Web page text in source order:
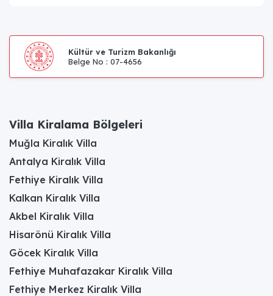
Kültür ve Turizm Bakanlığı
Belge No : 07-4656
Villa Kiralama Bölgeleri
Muğla Kiralık Villa
Antalya Kiralık Villa
Fethiye Kiralık Villa
Kalkan Kiralık Villa
Akbel Kiralık Villa
Hisarönü Kiralık Villa
Göcek Kiralık Villa
Fethiye Muhafazakar Kiralık Villa
Fethiye Merkez Kiralık Villa